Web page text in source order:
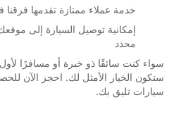
خدمة عملاء ممتازة تقدمها فرقنا
إمكانية توصيل السيارة إلى
محدد
ستكون الخيار الأمثل لك. احجز الآن
سيارات تليق بك.